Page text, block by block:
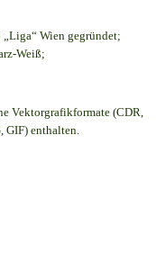
Wien gegründet;
Weiß;
Vektorgrafikformate (CDR,
GIF) enthalten.